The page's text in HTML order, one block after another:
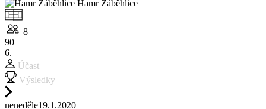
Hamr Záběhlice
8
90
6.
Účast
Výsledky
neneděle19.1.2020